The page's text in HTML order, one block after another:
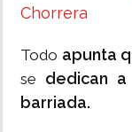
Chorrera
Todo apunta
se dedican
barriada.